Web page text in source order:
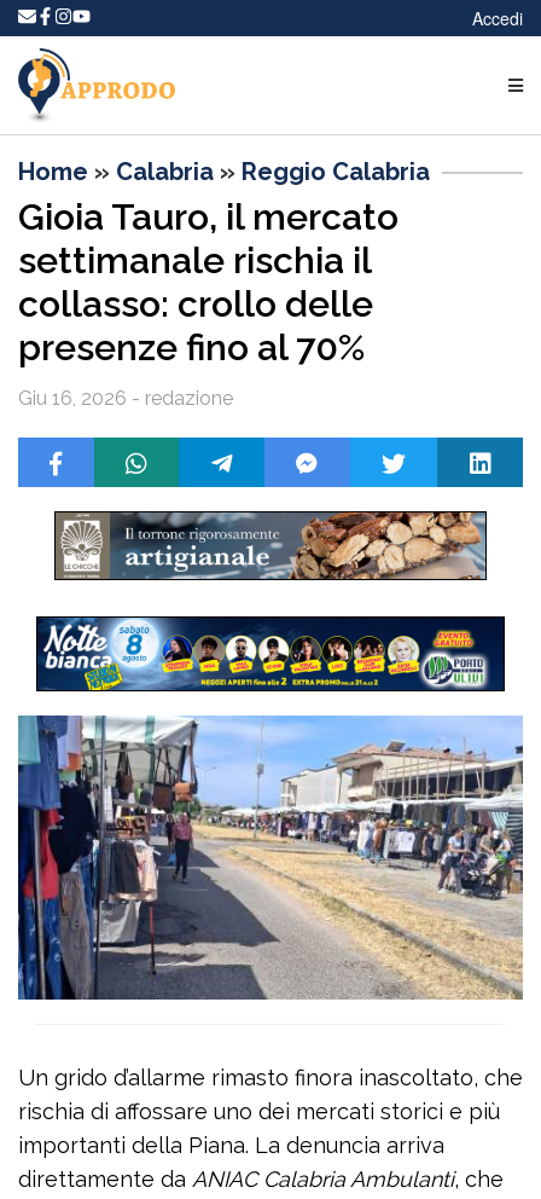
Accedi
Home » Calabria » Reggio Calabria
Gioia Tauro, il mercato
settimanale rischia il
collasso: crollo delle
presenze fino al 70%
Giu 16, 2026 - redazione
Un grido d’allarme rimasto finora inascoltato, che
rischia di affossare uno dei mercati storici e più
importanti della Piana. La denuncia arriva
direttamente da ANIAC Calabria Ambulanti, che